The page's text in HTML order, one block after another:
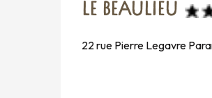
LE BEAULIEU
22 rue Pierre Legavre